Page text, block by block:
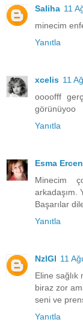
Saliha 11
minecim
Yanıtla
xcelis 11
oooofff
görünüyoo
Yanıtla
Esma
Minecim
arkadaşım.
Başarılar
Yanıtla
NzlGl 11
Eline sağlık
biraz zor
seni ve
Yanıtla